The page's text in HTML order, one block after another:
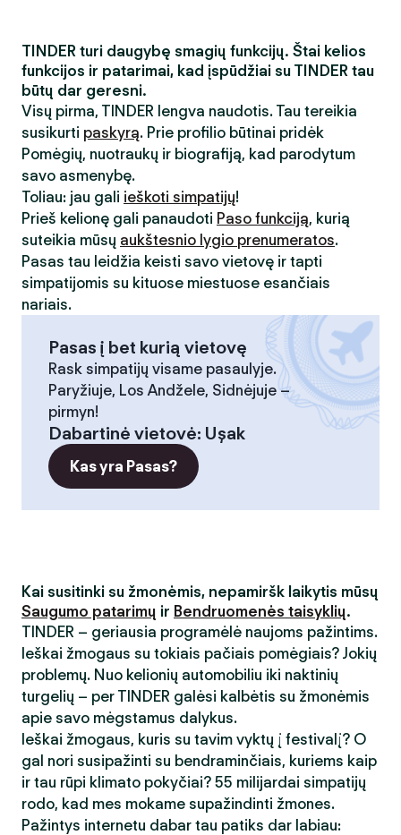
TINDER turi daugybę smagių funkcijų. Štai kelios
funkcijos ir patarimai, kad įspūdžiai su TINDER tau
būtų dar geresni.
Visų pirma, TINDER lengva naudotis. Tau tereikia
susikurti paskyrą. Prie profilio būtinai pridėk
Pomėgių, nuotraukų ir biografiją, kad parodytum
savo asmenybę.
Toliau: jau gali ieškoti simpatijų!
Prieš kelionę gali panaudoti Paso funkciją, kurią
suteikia mūsų aukštesnio lygio prenumeratos.
Pasas tau leidžia keisti savo vietovę ir tapti
simpatijomis su kituose miestuose esančiais
nariais.
Pasas į bet kurią vietovę
Rask simpatijų visame pasaulyje.
Paryžiuje, Los Andžele, Sidnėjuje –
pirmyn!
Dabartinė vietovė: Uşak
Kas yra Pasas?
Kai susitinki su žmonėmis, nepamiršk laikytis mūsų
Saugumo patarimų ir Bendruomenės taisyklių.
TINDER – geriausia programėlė naujoms pažintims.
Ieškai žmogaus su tokiais pačiais pomėgiais? Jokių
problemų. Nuo kelionių automobiliu iki naktinių
turgelių – per TINDER galėsi kalbėtis su žmonėmis
apie savo mėgstamus dalykus.
Ieškai žmogaus, kuris su tavim vyktų į festivalį? O
gal nori susipažinti su bendraminčiais, kuriems kaip
ir tau rūpi klimato pokyčiai? 55 milijardai simpatijų
rodo, kad mes mokame supažindinti žmones.
Pažintys internetu dabar tau patiks dar labiau: